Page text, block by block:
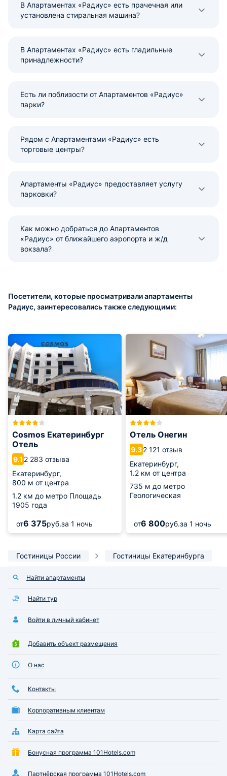
В Апартаментах «Радиус» есть прачечная или
установлена стиральная машина?
В Апартаментах «Радиус» есть гладильные
принадлежности?
Есть ли поблизости от Апартаментов «Радиус»
парки?
Рядом с Апартаментами «Радиус» есть
торговые центры?
Апартаменты «Радиус» предоставляет услугу
парковки?
Как можно добраться до Апартаментов
«Радиус» от ближайшего аэропорта и ж/д
вокзала?
Посетители, которые просматривали апартаменты
Радиус, заинтересовались также следующими:
Cosmos Екатеринбург
Отель
9.1 2 283 отзыва
Екатеринбург,
800 м от центра
1.2 км до метро Площадь
1905 года
от6 375руб.за 1 ночь
Отель Онегин
9.32 121 отзыв
Екатеринбург,
1.2 км от центра
735 м до метро
Геологическая
от6 800руб.за 1 ночь
Гостиницы России Гостиницы Екатеринбурга
Найти апартаменты
Найти тур
Войти в личный кабинет
Добавить объект размещения
О нас
Контакты
Корпоративным клиентам
Карта сайта
Бонусная программа 101Hotels.com
Партнёрская программа 101Hotels.com